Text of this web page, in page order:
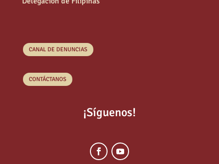
CANAL DE DENUNCIAS
CONTÁCTANOS
¡Síguenos!